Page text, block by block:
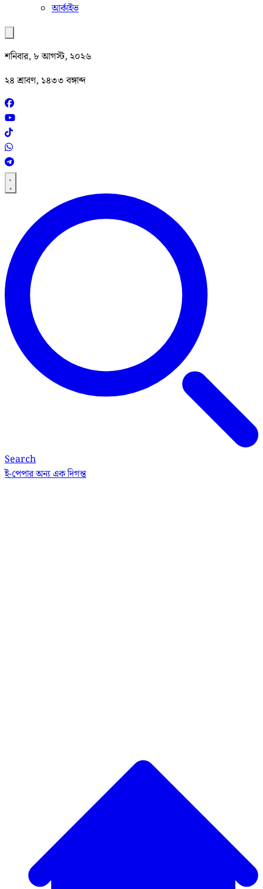
আর্কাইভ
শনিবার, ৮ আগস্ট, ২০২৬
২৪ শ্রাবণ, ১৪৩৩ বঙ্গাব্দ
Search
ই-পেপারঅন্য এক দিগন্ত